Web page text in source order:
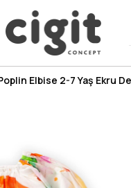
Elbise 2-7 Yaş Ekru